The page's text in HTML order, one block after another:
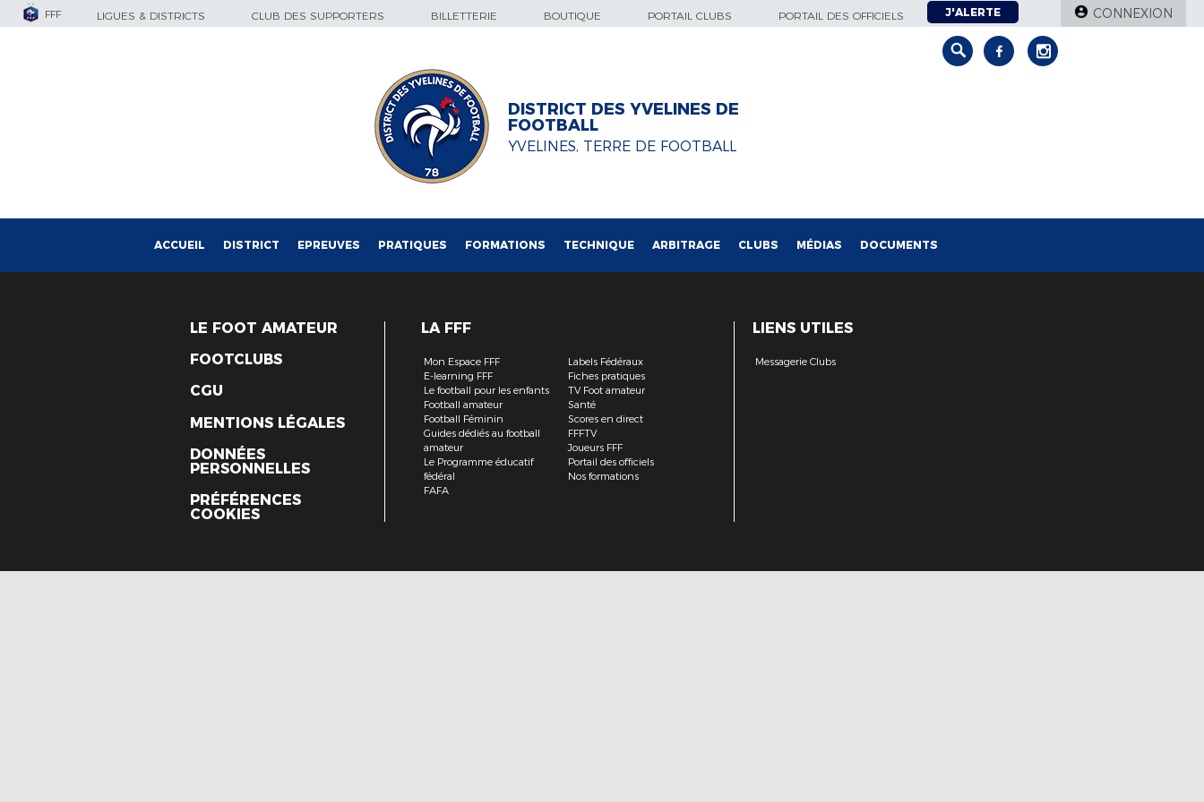
FFF LIGUES & DISTRICTS CLUB DES SUPPORTERS BILLETTERIE BOUTIQUE PORTAIL CLUBS PORTAIL DES OFFICIELS J'ALERTE CONNEXION
DISTRICT DES YVELINES DE
FOOTBALL
YVELINES, TERRE DE FOOTBALL
ACCUEIL DISTRICT EPREUVES PRATIQUES FORMATIONS TECHNIQUE ARBITRAGE CLUBS MÉDIAS DOCUMENTS
LE FOOT AMATEUR
FOOTCLUBS
CGU
MENTIONS LÉGALES
DONNÉES
PERSONNELLES
PRÉFÉRENCES
COOKIES
LA FFF
Mon Espace FFF
E-learning FFF
Le football pour les enfants
Football amateur
Football Féminin
Guides dédiés au football
amateur
Le Programme éducatif
fédéral
FAFA
Labels Fédéraux
Fiches pratiques
TV Foot amateur
Santé
Scores en direct
FFFTV
Joueurs FFF
Portail des officiels
Nos formations
LIENS UTILES
Messagerie Clubs